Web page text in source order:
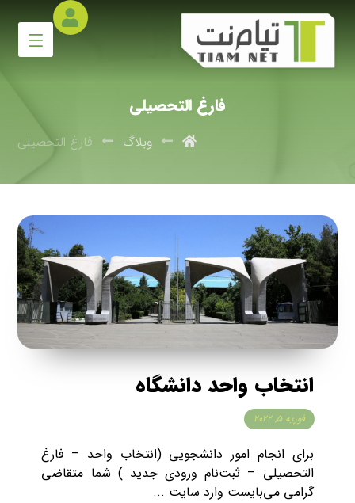
فارغ التحصیلی
وبلاگ فارغ التحصیلی
انتخاب واحد دانشگاه
فوریه ۵, ۲۰۲۲
برای انجام امور دانشجویی (انتخاب واحد – فارغ
التحصیلی – ثبت‌نام ورودی جدید ) شما متقاضی
گرامی می‌بایست وارد سایت ...